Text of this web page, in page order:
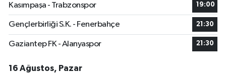
Kasımpaşa - Trabzonspor 19:00
Gençlerbirliği S.K. - Fenerbahçe 21:30
Gaziantep FK - Alanyaspor 21:30
16 Ağustos, Pazar